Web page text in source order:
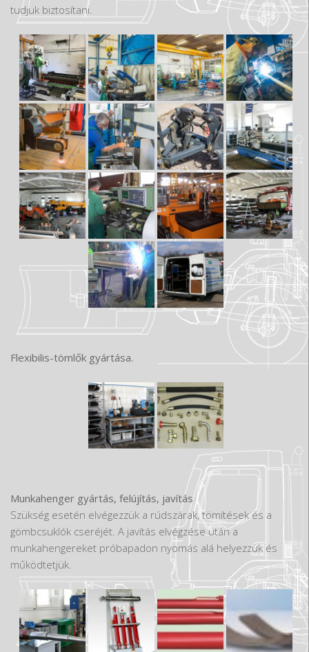
tudjuk biztosítani.
Flexibilis-tömlők gyártása.
Munkahenger gyártás, felújítás, javítás
Szükség esetén elvégezzük a rúdszárak, tömítések és a
gömbcsuklók cseréjét. A javítás elvégzése után a
munkahengereket próbapadon nyomás alá helyezzük és
működtetjük.